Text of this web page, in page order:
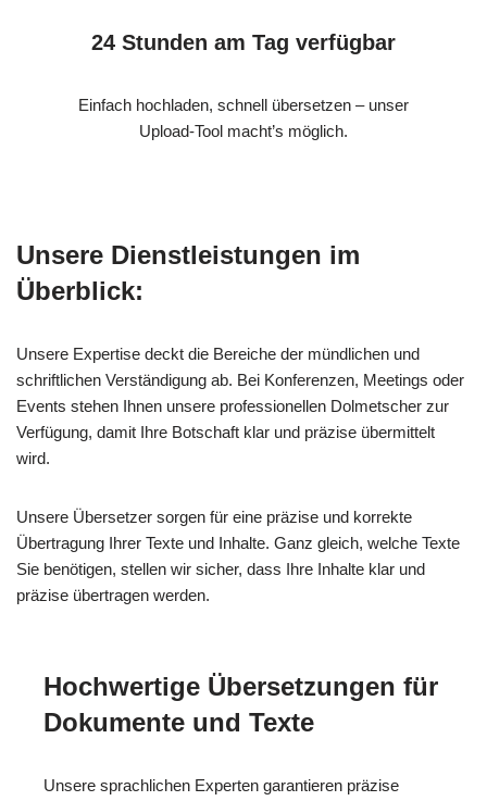
24 Stunden am Tag verfügbar
Einfach hochladen, schnell übersetzen – unser
Upload-Tool macht’s möglich.
Unsere Dienstleistungen im
Überblick:
Unsere Expertise deckt die Bereiche der mündlichen und
schriftlichen Verständigung ab. Bei Konferenzen, Meetings oder
Events stehen Ihnen unsere professionellen Dolmetscher zur
Verfügung, damit Ihre Botschaft klar und präzise übermittelt
wird.
Unsere Übersetzer sorgen für eine präzise und korrekte
Übertragung Ihrer Texte und Inhalte. Ganz gleich, welche Texte
Sie benötigen, stellen wir sicher, dass Ihre Inhalte klar und
präzise übertragen werden.
Hochwertige Übersetzungen für
Dokumente und Texte
Unsere sprachlichen Experten garantieren präzise